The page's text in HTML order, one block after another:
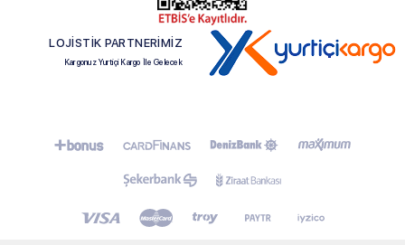
LOJİSTİK PARTNERİMİZ
Kargonuz Yurtiçi Kargo İle Gelecek